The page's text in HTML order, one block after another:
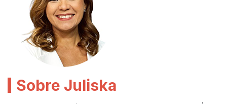
Sobre Juliska